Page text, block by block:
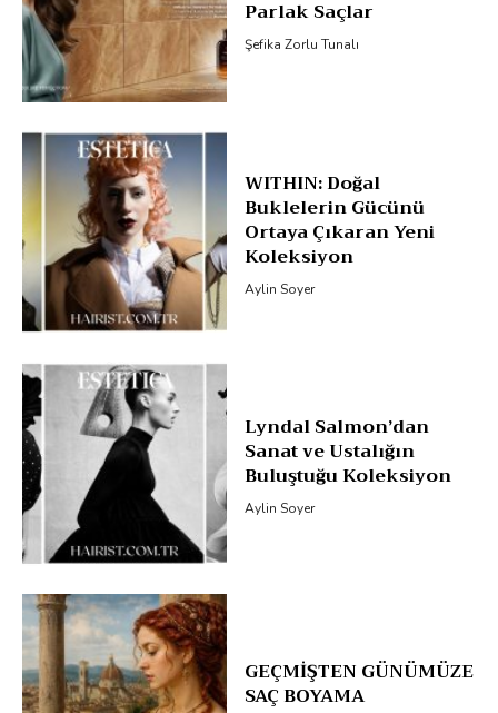
Parlak Saçlar
Şefika Zorlu Tunalı
WITHIN: Doğal
Buklelerin Gücünü
Ortaya Çıkaran Yeni
Koleksiyon
Aylin Soyer
Lyndal Salmon’dan
Sanat ve Ustalığın
Buluştuğu Koleksiyon
Aylin Soyer
GEÇMİŞTEN GÜNÜMÜZE
SAÇ BOYAMA